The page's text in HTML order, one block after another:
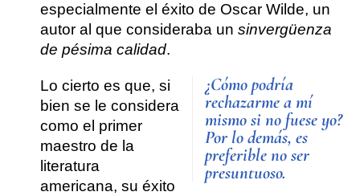
especialmente el éxito de Oscar Wilde, un
autor al que consideraba un sinvergüenza
de pésima calidad.
¿Cómo podría
rechazarme a mí
mismo si no fuese yo?
Por lo demás, es
preferible no ser
presuntuoso.
Lo cierto es que, si
bien se le considera
como el primer
maestro de la
literatura
americana, su éxito